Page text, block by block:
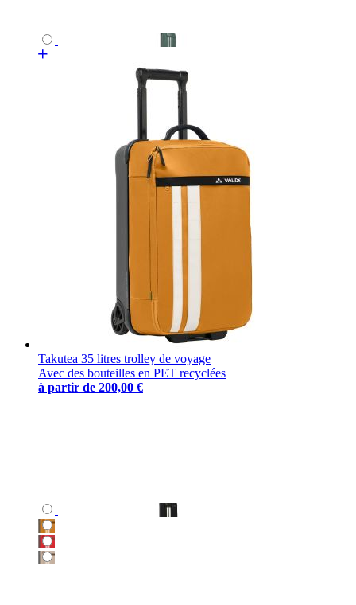
Takutea 35 litres trolley de voyage
Avec des bouteilles en PET recyclées
à partir de 200,00 €